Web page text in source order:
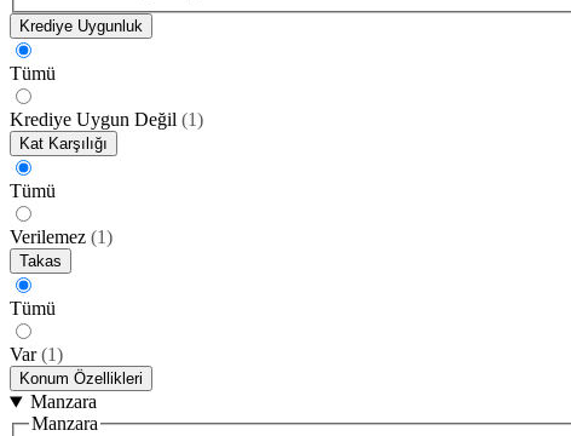
Krediye Uygunluk
Tümü
Krediye Uygun Değil (1)
Kat Karşılığı
Tümü
Verilemez (1)
Takas
Tümü
Var (1)
Konum Özellikleri
Manzara
Manzara